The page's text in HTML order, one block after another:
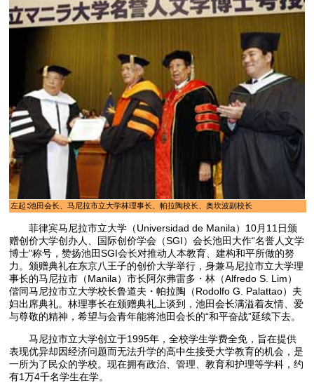
左起∶池田会长、马尼拉市立大学林理事长、帕拉陶校长、奥坎波副校长
菲律宾马尼拉市立大学（Universidad de Manila）10月11日颁
赠创价大学创办人、国际创价学会（SGI）会长池田大作“名誉人文学
博士”称号，赞扬池田SGI会长对推动人本教育、建构和平所做的努
力。颁赠典礼在东京八王子的创价大学举行，身兼马尼拉市立大学理
事长的马尼拉市（Manila）市长阿尔弗雷多・林（Alfredo S. Lim）
偕同马尼拉市立大学校长鲁道夫・帕拉陶（Rodolfo G. Palattao）夫
妇出席典礼。林理事长在颁赠典礼上谈到，池田会长满溢着友情、爱
与尊敬的精神，希望与会青年能将池田会长的“和平奋战”延续下去。
马尼拉市立大学创立于1995年，全校学生学费全免，旨在提供
表现优异却因经济问题而无法升学的高中生接受大学教育的机会，是
一所为了民众的学校。现在拥有政治、管理、教育和护理等学科，约
有1万4千名学生在学。